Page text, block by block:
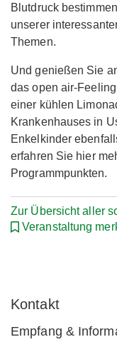
Blutdruck
unserer
Themen.
Und genießen Sie
das open air-
einer kühlen
Krankenhauses in
Enkelkinder
erfahren Sie hier
Programmpunkten.
Zur Übersicht aller
Veranstaltung
Kontakt
Empfang &